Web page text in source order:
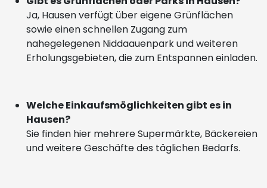
Ja, Hausen verfügt über eigene Grünflächen
sowie einen schnellen Zugang zum
nahegelegenen Niddaauenpark und weiteren
Erholungsgebieten, die zum Entspannen einladen.
Welche Einkaufsmöglichkeiten gibt es in
Hausen?
Sie finden hier mehrere Supermärkte, Bäckereien
und weitere Geschäfte des täglichen Bedarfs.